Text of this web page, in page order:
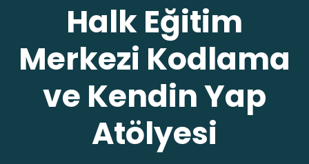
Halk Eğitim
Merkezi Kodlama
ve Kendin Yap
Atölyesi